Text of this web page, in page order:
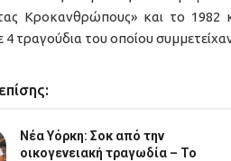
Κροκανθρώπους» και το
4 τραγούδια του οποίου
Νέα Υόρκη: Σοκ από την
οικογενειακή τραγωδία – Το